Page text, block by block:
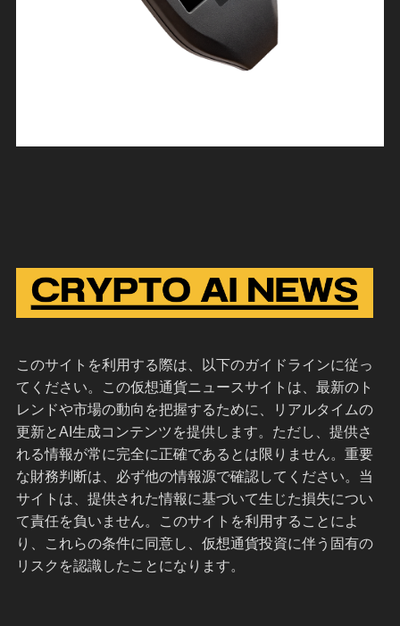
このサイトを利用する際は、以下のガイドラインに従っ
てください。この仮想通貨ニュースサイトは、最新のト
レンドや市場の動向を把握するために、リアルタイムの
更新とAI生成コンテンツを提供します。ただし、提供さ
れる情報が常に完全に正確であるとは限りません。重要
な財務判断は、必ず他の情報源で確認してください。当
サイトは、提供された情報に基づいて生じた損失につい
て責任を負いません。このサイトを利用することによ
り、これらの条件に同意し、仮想通貨投資に伴う固有の
リスクを認識したことになります。